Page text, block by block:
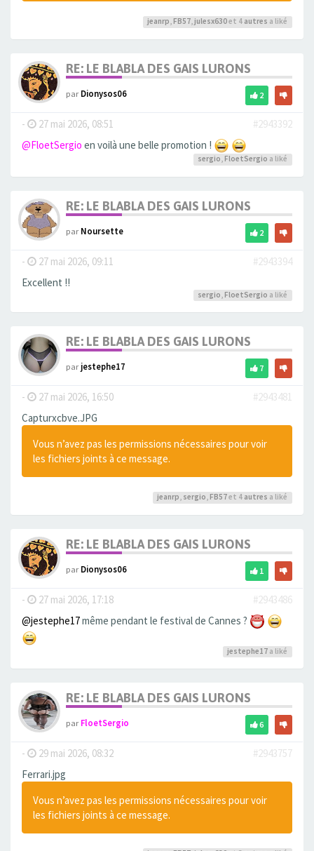
jeanrp, FB57, julesx630et 4 autres a liké
RE: LE BLABLA DES GAIS LURONS
parDionysos06 2
- 27 mai 2026, 08:51
#2943392
@FloetSergio en voilà une belle promotion !
sergio, FloetSergio a liké
RE: LE BLABLA DES GAIS LURONS
parNoursette 2
- 27 mai 2026, 09:11
#2943394
Excellent !!
sergio, FloetSergio a liké
RE: LE BLABLA DES GAIS LURONS
parjestephe17 7
- 27 mai 2026, 16:50
#2943481
Capturxcbve.JPG
Vous n’avez pas les permissions nécessaires pour voir
les fichiers joints à ce message.
jeanrp, sergio, FB57et 4 autres a liké
RE: LE BLABLA DES GAIS LURONS
parDionysos06 1
- 27 mai 2026, 17:18
#2943486
@jestephe17même pendant le festival de Cannes ?
jestephe17 a liké
RE: LE BLABLA DES GAIS LURONS
parFloetSergio 6
- 29 mai 2026, 08:32
#2943757
Ferrari.jpg
Vous n’avez pas les permissions nécessaires pour voir
les fichiers joints à ce message.